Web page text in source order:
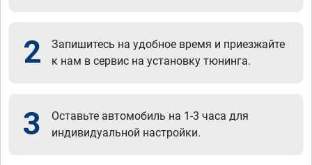
2
Запишитесь на удобное время и приезжайте
к нам в сервис на установку тюнинга.
3
Оставьте автомобиль на 1-3 часа для
индивидуальной настройки.